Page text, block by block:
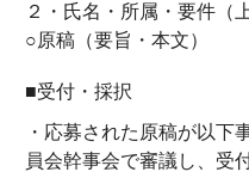
２・氏名・所属・要件（
○原稿（要旨・本文）
■受付・採択
・応募された原稿が以下
員会幹事会で審議し、受